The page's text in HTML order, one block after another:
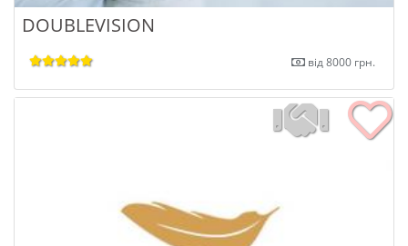
DOUBLEVISION
від 8000 грн.